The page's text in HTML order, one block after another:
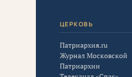
ЦЕРКОВЬ
Патриархия.ru
Журнал Московской
Патриархии